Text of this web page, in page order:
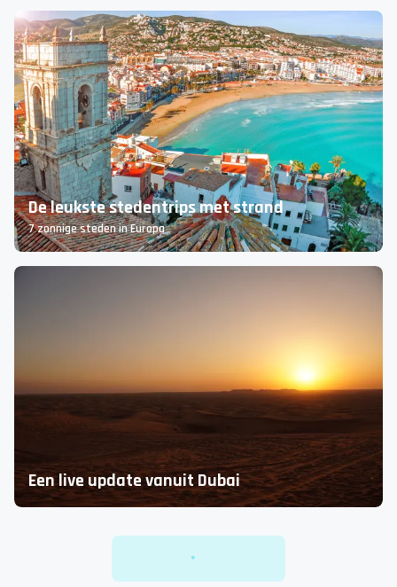
Malta ontdekken
De leukste activiteiten & must-do’s!
De leukste stedentrips met strand
7 zonnige steden in Europa